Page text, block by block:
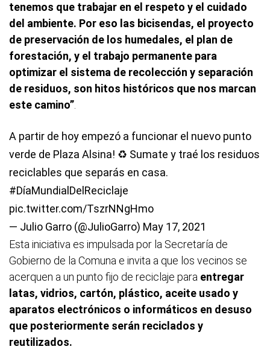
tenemos que trabajar en el respeto y el cuidado
del ambiente. Por eso las bicisendas, el proyecto
de preservación de los humedales, el plan de
forestación, y el trabajo permanente para
optimizar el sistema de recolección y separación
de residuos, son hitos históricos que nos marcan
este camino”.
A partir de hoy empezó a funcionar el nuevo punto
verde de Plaza Alsina! ♻️ Sumate y traé los residuos
reciclables que separás en casa.
#DíaMundialDelReciclaje
pic.twitter.com/TszrNNgHmo
— Julio Garro (@JulioGarro) May 17, 2021
Esta iniciativa es impulsada por la Secretaría de
Gobierno de la Comuna e invita a que los vecinos se
acerquen a un punto fijo de reciclaje para entregar
latas, vidrios, cartón, plástico, aceite usado y
aparatos electrónicos o informáticos en desuso
que posteriormente serán reciclados y
reutilizados.